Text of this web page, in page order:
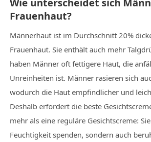
Frauenhaut?
Männerhaut ist im Durchschnitt 20%
Frauenhaut. Sie enthält auch mehr
haben Männer oft fettigere Haut, die
Unreinheiten ist. Männer rasieren sich
wodurch die Haut empfindlicher und
Deshalb erfordert die beste
mehr als eine reguläre Gesichtscreme:
Feuchtigkeit spenden, sondern auch